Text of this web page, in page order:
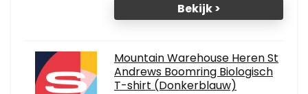
Bekijk >
Mountain Warehouse Heren St
Andrews Boomring Biologisch
T-shirt (Donkerblauw)